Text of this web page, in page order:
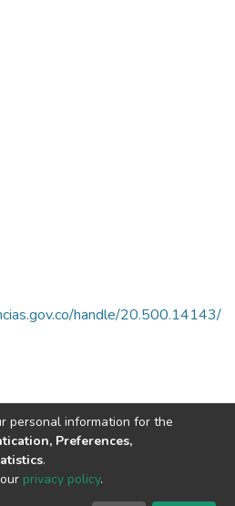
handle/20.500.14143/
© 2002-2026
personal information for the
Preferences,
.
privacy policy.